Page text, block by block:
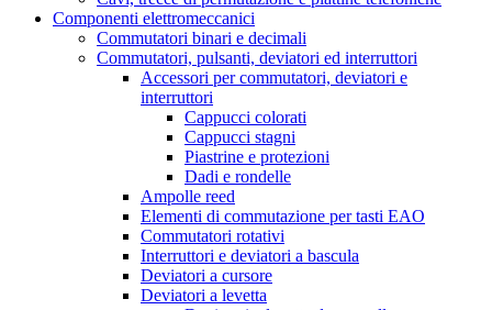
Componenti elettromeccanici
Commutatori binari e decimali
Commutatori, pulsanti, deviatori ed interruttori
Accessori per commutatori, deviatori e
interruttori
Cappucci colorati
Cappucci stagni
Piastrine e protezioni
Dadi e rondelle
Ampolle reed
Elementi di commutazione per tasti EAO
Commutatori rotativi
Interruttori e deviatori a bascula
Deviatori a cursore
Deviatori a levetta